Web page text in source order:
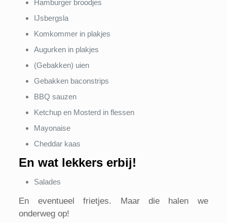
Hamburger broodjes
IJsbergsla
Komkommer in plakjes
Augurken in plakjes
(Gebakken) uien
Gebakken baconstrips
BBQ sauzen
Ketchup en Mosterd in flessen
Mayonaise
Cheddar kaas
En wat lekkers erbij!
Salades
En eventueel frietjes. Maar die halen we
onderweg op!